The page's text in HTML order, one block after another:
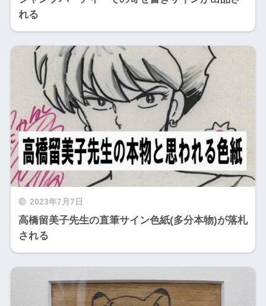
れる
2023年7月7日
高橋留美子先生の直筆サイン色紙(多分本物)が落札
される